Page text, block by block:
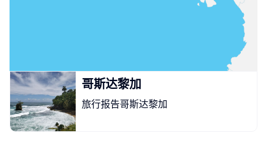
哥斯达黎加
旅行报告哥斯达黎加